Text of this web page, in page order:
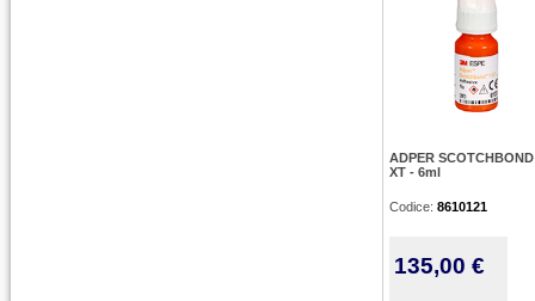
ADPER
XT - 6ml
Codice: 8610121
135,00 €